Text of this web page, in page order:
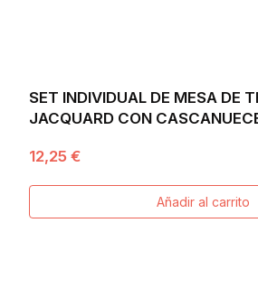
SET INDIVIDUAL DE MESA DE
JACQUARD CON
12,25 €
Añadir al carrito